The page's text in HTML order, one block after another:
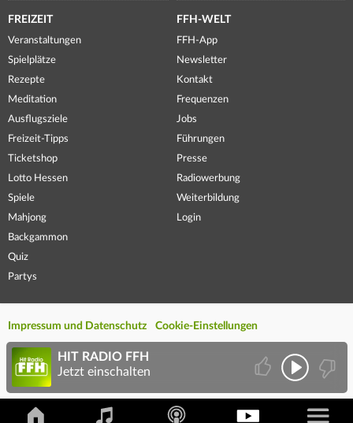
FREIZEIT
Veranstaltungen
Spielplätze
Rezepte
Meditation
Ausflugsziele
Freizeit-Tipps
Ticketshop
Lotto Hessen
Spiele
Mahjong
Backgammon
Quiz
Partys
FFH-WELT
FFH-App
Newsletter
Kontakt
Frequenzen
Jobs
Führungen
Presse
Radiowerbung
Weiterbildung
Login
Impressum und Datenschutz Cookie-Einstellungen
HIT RADIO FFH
Jetzt einschalten